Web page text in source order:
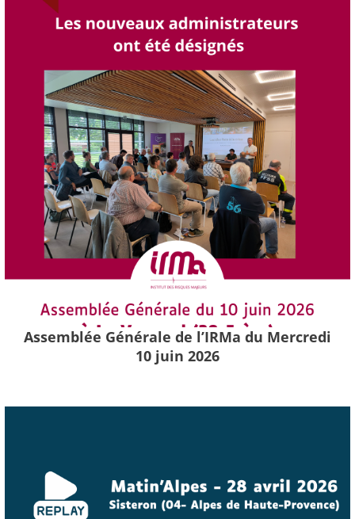
Assemblée Générale de l’IRMa du Mercredi
10 juin 2026